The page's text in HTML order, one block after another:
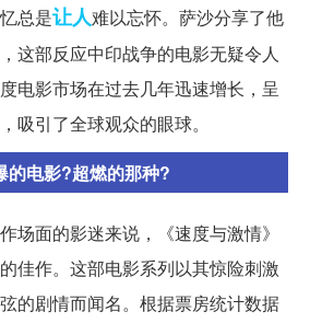
总是让人难以忘怀。萨沙分享了他
这部反应中印战争的电影无疑令人
电影市场在过去几年迅速增长，呈
吸引了全球观众的眼球。
的电影?超燃的那种?
场面的影迷来说，《速度与激情》
佳作。这部电影系列以其惊险刺激
的剧情而闻名。根据票房统计数据